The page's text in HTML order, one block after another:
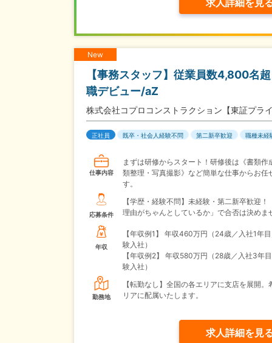
求人詳細を見
New
【事務スタッフ】従業員数4,800名
職デビュー/aZ
株式会社コプロコンストラクション【東証プラ
正社員 既卒・社会人経験不問 第二新卒歓迎 職種未経
仕事内容
まずは研修からスタート！研修後は《書類作
類整理・写真撮影》など簡単な仕事からお任
す。
応募条件
【学歴・経験不問】未経験・第二新卒歓迎！
理由がちゃんとしているか」で合否は決めま
年収
【年収例1】
年収460万円（24歳／入社1年
験入社）
【年収例2】
年収580万円（28歳／入社3年
験入社）
勤務地
【転勤なし】全国の各エリアに支店を展開。
リアに配属いたします。
求人詳細を見